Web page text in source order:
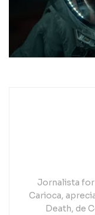
Jornalista
Carioca,
Death, de